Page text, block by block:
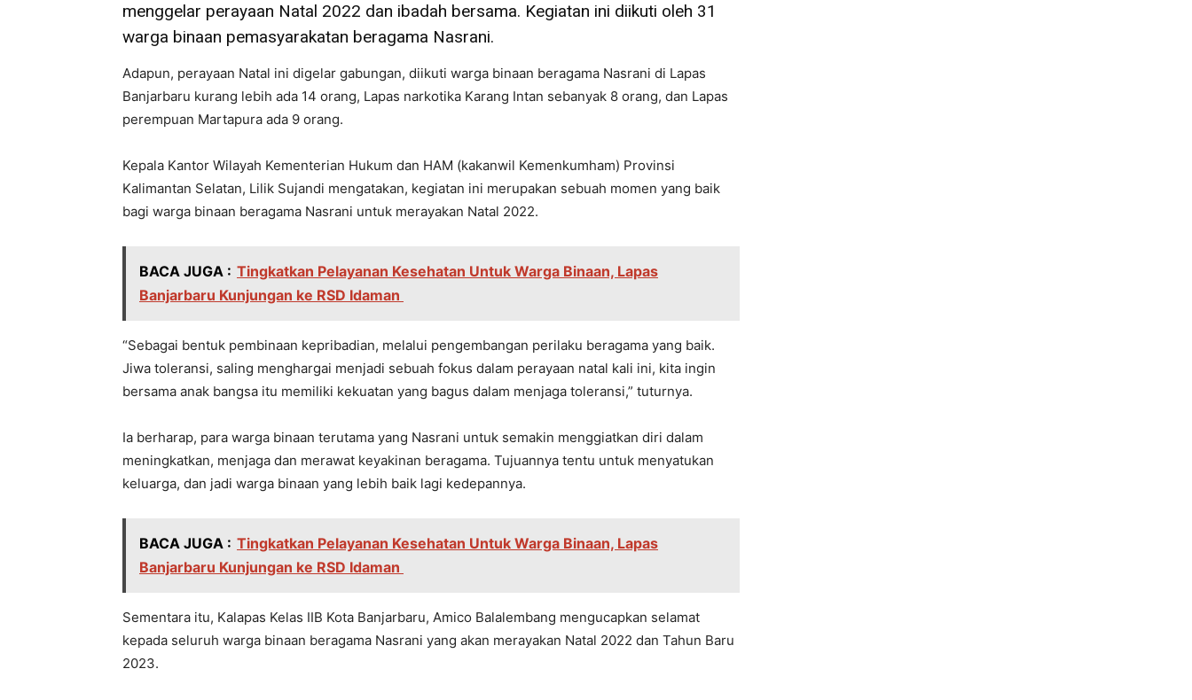
menggelar perayaan Natal 2022 dan ibadah bersama. Kegiatan ini diikuti oleh 31
warga binaan pemasyarakatan beragama Nasrani.
Adapun, perayaan Natal ini digelar gabungan, diikuti warga binaan beragama Nasrani di Lapas
Banjarbaru kurang lebih ada 14 orang, Lapas narkotika Karang Intan sebanyak 8 orang, dan Lapas
perempuan Martapura ada 9 orang.
Kepala Kantor Wilayah Kementerian Hukum dan HAM (kakanwil Kemenkumham) Provinsi
Kalimantan Selatan, Lilik Sujandi mengatakan, kegiatan ini merupakan sebuah momen yang baik
bagi warga binaan beragama Nasrani untuk merayakan Natal 2022.
BACA JUGA : Tingkatkan Pelayanan Kesehatan Untuk Warga Binaan, Lapas
Banjarbaru Kunjungan ke RSD Idaman
“Sebagai bentuk pembinaan kepribadian, melalui pengembangan perilaku beragama yang baik.
Jiwa toleransi, saling menghargai menjadi sebuah fokus dalam perayaan natal kali ini, kita ingin
bersama anak bangsa itu memiliki kekuatan yang bagus dalam menjaga toleransi,” tuturnya.
Ia berharap, para warga binaan terutama yang Nasrani untuk semakin menggiatkan diri dalam
meningkatkan, menjaga dan merawat keyakinan beragama. Tujuannya tentu untuk menyatukan
keluarga, dan jadi warga binaan yang lebih baik lagi kedepannya.
BACA JUGA : Tingkatkan Pelayanan Kesehatan Untuk Warga Binaan, Lapas
Banjarbaru Kunjungan ke RSD Idaman
Sementara itu, Kalapas Kelas IIB Kota Banjarbaru, Amico Balalembang mengucapkan selamat
kepada seluruh warga binaan beragama Nasrani yang akan merayakan Natal 2022 dan Tahun Baru
2023.